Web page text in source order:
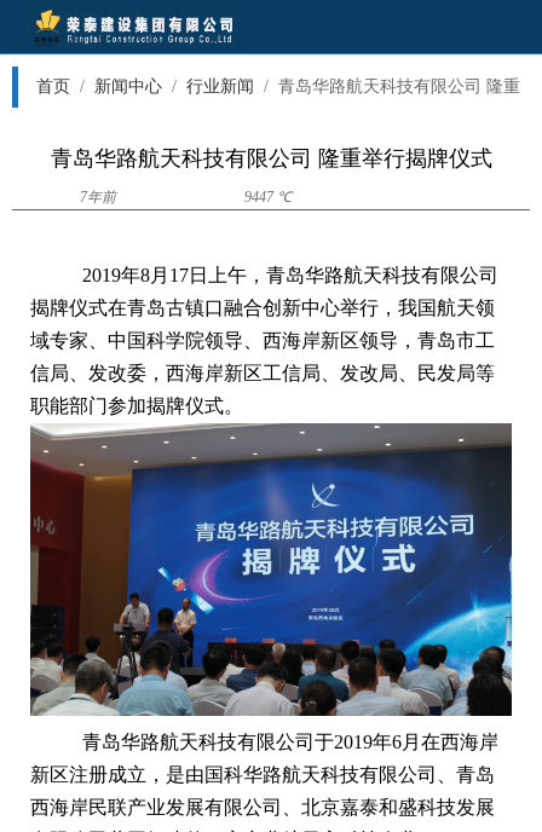
首页 / 新闻中心 / 行业新闻 / 青岛华路航天科技有限公司 隆重
青岛华路航天科技有限公司 隆重举行揭牌仪式
7年前 9447 ℃
2019年8月17日上午，青岛华路航天科技有限公司
揭牌仪式在青岛古镇口融合创新中心举行，我国航天领
域专家、中国科学院领导、西海岸新区领导，青岛市工
信局、发改委，西海岸新区工信局、发改局、民发局等
职能部门参加揭牌仪式。
青岛华路航天科技有限公司于2019年6月在西海岸
新区注册成立，是由国科华路航天科技有限公司、青岛
西海岸民联产业发展有限公司、北京嘉泰和盛科技发展